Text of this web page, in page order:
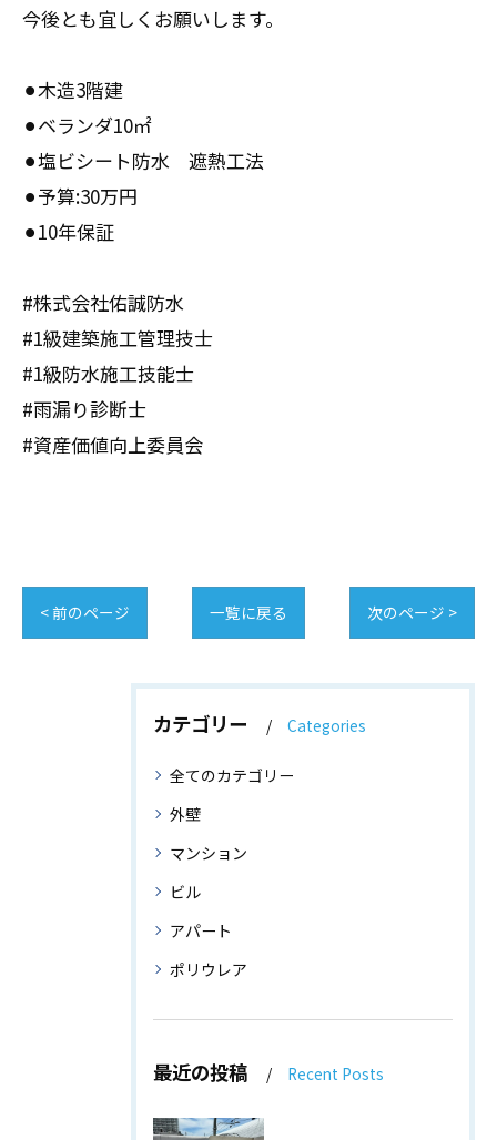
今後とも宜しくお願いします。
⚫︎木造3階建
⚫︎ベランダ10㎡
⚫︎塩ビシート防水 遮熱工法
⚫︎予算:30万円
⚫︎10年保証
#株式会社佑誠防水
#1級建築施工管理技士
#1級防水施工技能士
#雨漏り診断士
#資産価値向上委員会
< 前のページ 一覧に戻る 次のページ >
カテゴリー Categories
全てのカテゴリー
外壁
マンション
ビル
アパート
ポリウレア
最近の投稿 Recent Posts